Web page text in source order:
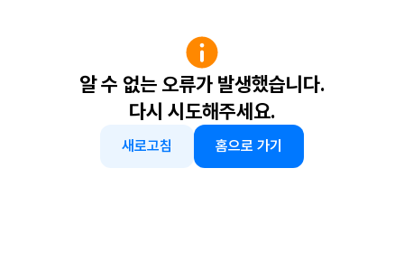
알 수 없는 오류가 발생했습니다.
다시 시도해주세요.
새로고침 홈으로 가기